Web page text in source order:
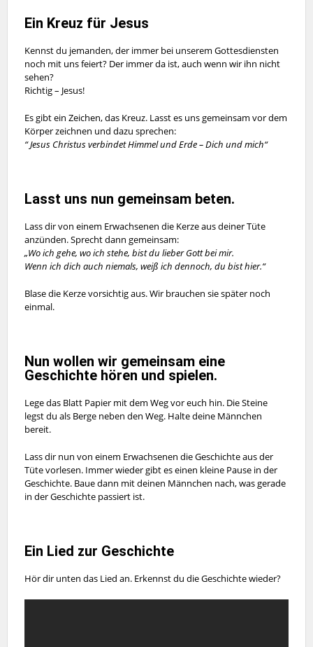
Ein Kreuz für Jesus
Kennst du jemanden, der immer bei unserem Gottesdiensten
noch mit uns feiert? Der immer da ist, auch wenn wir ihn nicht
sehen?
Richtig – Jesus!
Es gibt ein Zeichen, das Kreuz. Lasst es uns gemeinsam vor dem
Körper zeichnen und dazu sprechen:
“ Jesus Christus verbindet Himmel und Erde – Dich und mich“
Lasst uns nun gemeinsam beten.
Lass dir von einem Erwachsenen die Kerze aus deiner Tüte
anzünden. Sprecht dann gemeinsam:
„Wo ich gehe, wo ich stehe, bist du lieber Gott bei mir.
Wenn ich dich auch niemals, weiß ich dennoch, du bist hier.“
Blase die Kerze vorsichtig aus. Wir brauchen sie später noch
einmal.
Nun wollen wir gemeinsam eine
Geschichte hören und spielen.
Lege das Blatt Papier mit dem Weg vor euch hin. Die Steine
legst du als Berge neben den Weg. Halte deine Männchen
bereit.
Lass dir nun von einem Erwachsenen die Geschichte aus der
Tüte vorlesen. Immer wieder gibt es einen kleine Pause in der
Geschichte. Baue dann mit deinen Männchen nach, was gerade
in der Geschichte passiert ist.
Ein Lied zur Geschichte
Hör dir unten das Lied an. Erkennst du die Geschichte wieder?